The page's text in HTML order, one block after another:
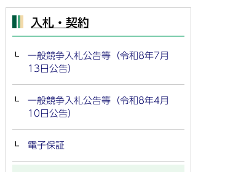
入札・契約
一般競争入札公告等（令和8年7月
13日公告）
一般競争入札公告等（令和8年4月
10日公告）
電子保証